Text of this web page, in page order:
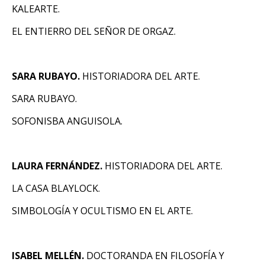
KALEARTE.
EL ENTIERRO DEL SEÑOR DE ORGAZ.
SARA RUBAYO. HISTORIADORA DEL ARTE.
SARA RUBAYO.
SOFONISBA ANGUISOLA.
LAURA FERNÁNDEZ. HISTORIADORA DEL ARTE.
LA CASA BLAYLOCK.
SIMBOLOGÍA Y OCULTISMO EN EL ARTE.
ISABEL MELLÉN. DOCTORANDA EN FILOSOFÍA Y